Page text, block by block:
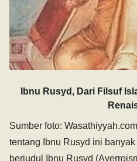
Ibnu Rusyd, Dari Filsuf
Sumber foto:
tentang Ibnu Rusyd ini
berjudul Ibnu Rusyd